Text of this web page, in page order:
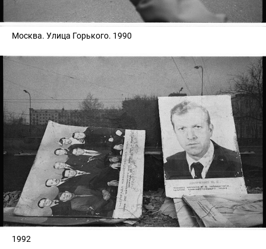
Москва. Улица Горького. 1990
1992